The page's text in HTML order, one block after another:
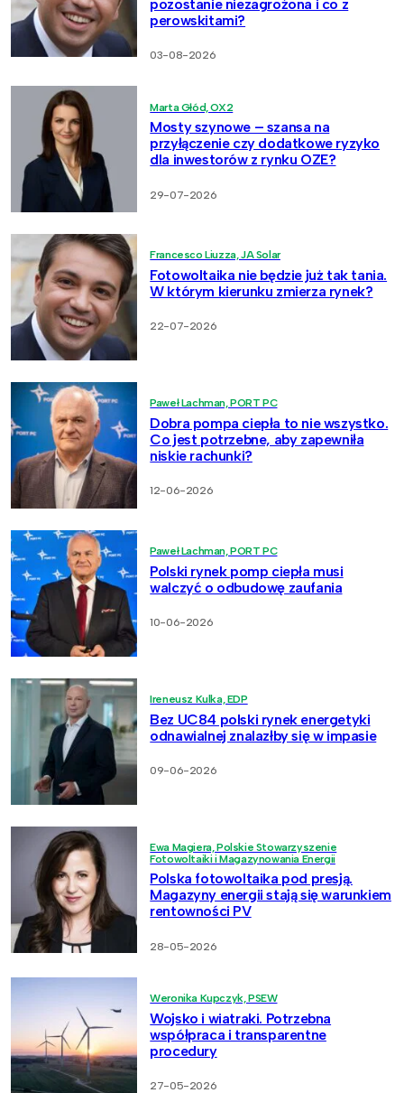
pozostanie niezagrożona i co z
perowskitami?
03-08-2026
Marta Głód, OX2
Mosty szynowe – szansa na
przyłączenie czy dodatkowe ryzyko
dla inwestorów z rynku OZE?
29-07-2026
Francesco Liuzza, JA Solar
Fotowoltaika nie będzie już tak tania.
W którym kierunku zmierza rynek?
22-07-2026
Paweł Lachman, PORT PC
Dobra pompa ciepła to nie wszystko.
Co jest potrzebne, aby zapewniła
niskie rachunki?
12-06-2026
Paweł Lachman, PORT PC
Polski rynek pomp ciepła musi
walczyć o odbudowę zaufania
10-06-2026
Ireneusz Kulka, EDP
Bez UC84 polski rynek energetyki
odnawialnej znalazłby się w impasie
09-06-2026
Ewa Magiera, Polskie Stowarzyszenie
Fotowoltaiki i Magazynowania Energii
Polska fotowoltaika pod presją.
Magazyny energii stają się warunkiem
rentowności PV
28-05-2026
Weronika Kupczyk, PSEW
Wojsko i wiatraki. Potrzebna
współpraca i transparentne
procedury
27-05-2026